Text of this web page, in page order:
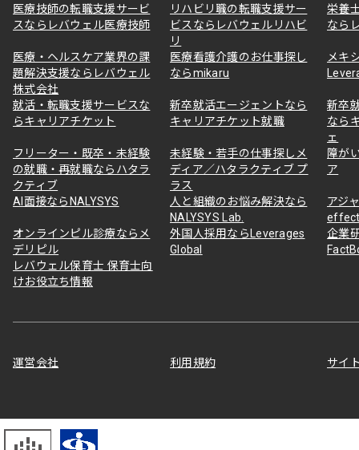
医療技師の転職支援サービ
スならレバウェル医療技師
リハビリ職の転職支援サー
ビスならレバウェルリハビ
リ
栄養
なら
医療・ヘルスケア業界の課
題解決支援ならレバウェル
株式会社
医療看護介護のお仕事探し
ならmikaru
メキ
就活・転職支援サービスな
らキャリアチケット
新卒就活エージェントなら
キャリアチケット就職
新卒
なら
ェ
フリーター・既卒・未経験
の就職・再就職ならハタラ
クティブ
未経験・若手の仕事探しメ
ディア／ハタラクティブ プ
ラス
障が
ア
AI面接ならNALYSYS
人と組織のお悩み解決なら
NALYSYS Lab.
アジ
オンラインピル診療ならメ
デリピル
外国人採用ならLeverages
Global
企業
レバウェル保育士 保育士向
けお役立ち情報
運営会社 利用規約 サイ